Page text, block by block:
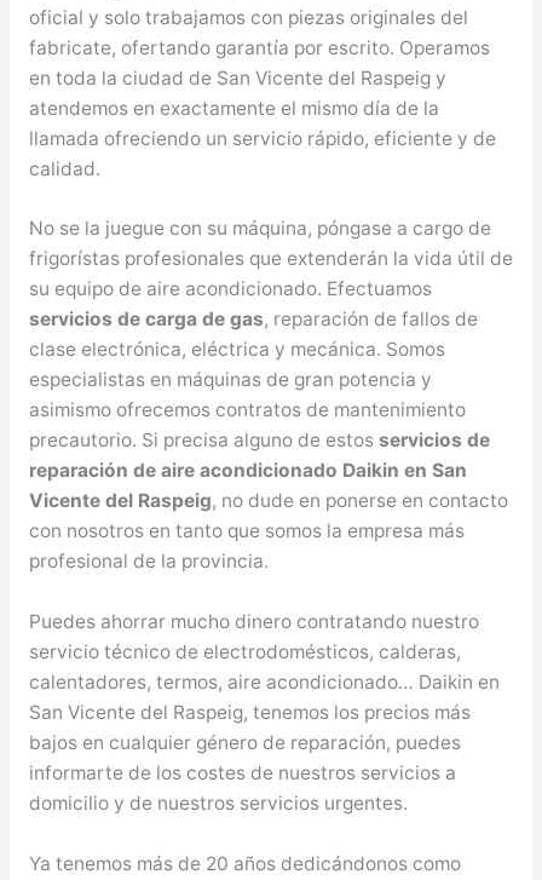
oficial y solo trabajamos con piezas originales del
fabricate, ofertando garantía por escrito. Operamos
en toda la ciudad de San Vicente del Raspeig y
atendemos en exactamente el mismo día de la
llamada ofreciendo un servicio rápido, eficiente y de
calidad.
No se la juegue con su máquina, póngase a cargo de
frigorístas profesionales que extenderán la vida útil de
su equipo de aire acondicionado. Efectuamos
servicios de carga de gas, reparación de fallos de
clase electrónica, eléctrica y mecánica. Somos
especialistas en máquinas de gran potencia y
asimismo ofrecemos contratos de mantenimiento
precautorio. Si precisa alguno de estos servicios de
reparación de aire acondicionado Daikin en San
Vicente del Raspeig, no dude en ponerse en contacto
con nosotros en tanto que somos la empresa más
profesional de la provincia.
Puedes ahorrar mucho dinero contratando nuestro
servicio técnico de electrodomésticos, calderas,
calentadores, termos, aire acondicionado… Daikin en
San Vicente del Raspeig, tenemos los precios más
bajos en cualquier género de reparación, puedes
informarte de los costes de nuestros servicios a
domicilio y de nuestros servicios urgentes.
Ya tenemos más de 20 años dedicándonos como